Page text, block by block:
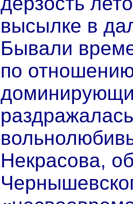
высылке в
Бывали
по
Некрасова,